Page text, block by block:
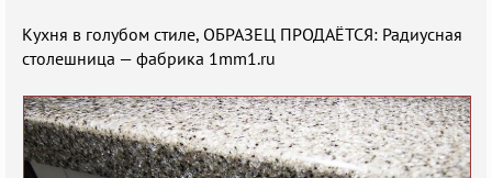
Кухня в голубом стиле, ОБРАЗЕЦ ПРОДАЁТСЯ: Радиусная
столешница — фабрика 1mm1.ru